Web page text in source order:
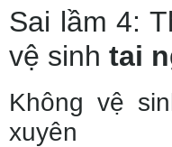
Sai lầm 4:
vệ sinh tai
Không vệ
xuyên